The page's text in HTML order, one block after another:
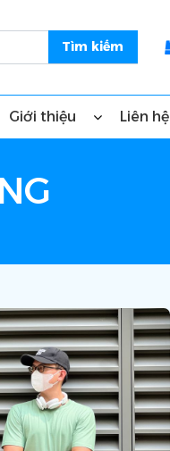
Giới thiệu Liên hệ